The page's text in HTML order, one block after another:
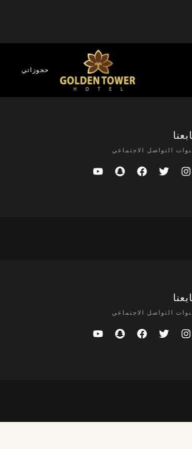
حجوزاتي
التواصل الاجتماعي
التواصل الاجتماعي